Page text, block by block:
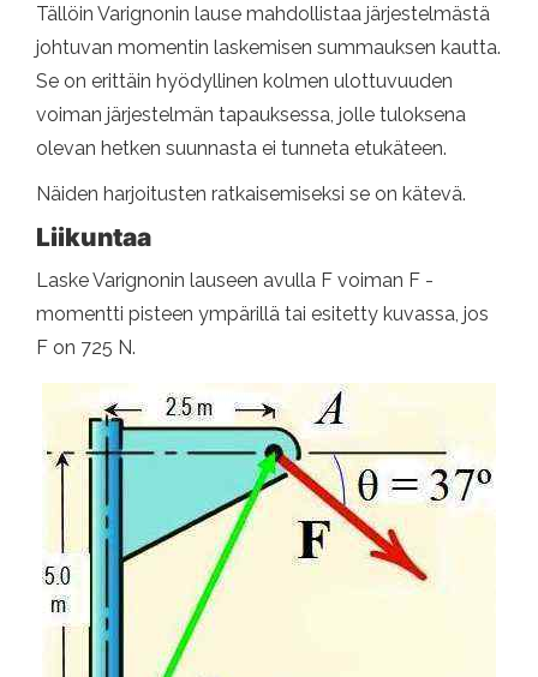
Tällöin Varignonin lause mahdollistaa järjestelmästä
johtuvan momentin laskemisen summauksen kautta.
Se on erittäin hyödyllinen kolmen ulottuvuuden
voiman järjestelmän tapauksessa, jolle tuloksena
olevan hetken suunnasta ei tunneta etukäteen.
Näiden harjoitusten ratkaisemiseksi se on kätevä.
Liikuntaa
Laske Varignonin lauseen avulla F voiman F -
momentti pisteen ympärillä tai esitetty kuvassa, jos
F on 725 N.